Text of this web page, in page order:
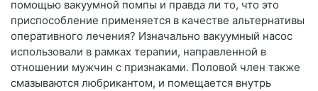
помощью вакуумной помпы и правда ли то, что это
приспособление применяется в качестве альтернативы
оперативного лечения? Изначально вакуумный насос
использовали в рамках терапии, направленной в
отношении мужчин с признаками. Половой член также
смазываются любрикантом, и помещается внутрь